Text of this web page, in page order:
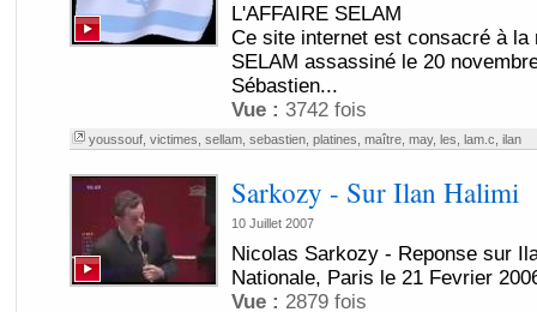
L'AFFAIRE SELAM
Ce site internet est consacré à la
SELAM assassiné le 20
Sébastien...
Vue : 3742 fois
youssouf, victimes sellam, sebastien, platines maître, may, les lam.c ilan
Sarkozy - Sur Ilan Halimi
10 Juillet 2007
Nicolas Sarkozy - Reponse sur
Nationale, Paris le 21 Fevrier
Vue : 2879 fois